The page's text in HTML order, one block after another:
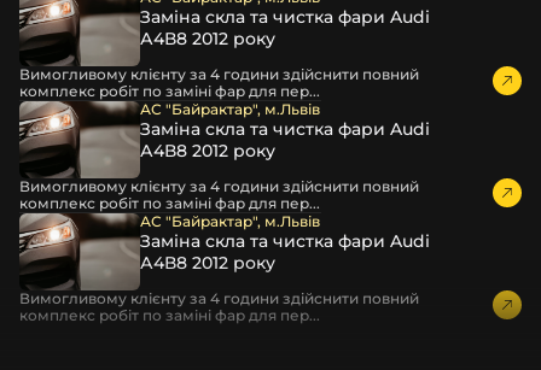
із оригінальною фарою вашої моделі авто.
Фотографії скла і корпусів, розміщені на сайті –
автентичні та унікальні. Зроблені за допомогою
професійного обладнання у нашому офісі та оптовому
складі в Києві. З метою захисту від недозволеного
копіювання – на всіх фотографіях розміщений водяний
знак із нашим логотипом – для швидкої ідентифікації.
Без письмового дозволу заборонено використовувати
будь-які фотографії з нашого веб-сайту.
Можна придбати окремо як одне скло чи корпус,
так і пару чи комплект. Кожну одиницю товару наші
співробітники на складі ретельно перевіряють та
дбайливо запаковують спочатку у декілька шарів
Заміна скла та чистка фари Audi
А4В8 2012 року
Вимогливому клієнту за 4 години здійснити повний
комплекс робіт по заміні фар для пер...
АС "Байрактар", м.Львів
Заміна скла та чистка фари Audi
А4В8 2012 року
Вимогливому клієнту за 4 години здійснити повний
комплекс робіт по заміні фар для пер...
АС "Байрактар", м.Львів
Заміна скла та чистка фари Audi
А4В8 2012 року
Вимогливому клієнту за 4 години здійснити повний
комплекс робіт по заміні фар для пер...